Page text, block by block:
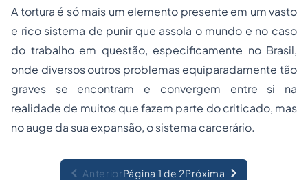
A tortura é só mais um elemento presente em um vasto
e rico sistema de punir que assola o mundo e no caso
do trabalho em questão, especificamente no Brasil,
onde diversos outros problemas equiparadamente tão
graves se encontram e convergem entre si na
realidade de muitos que fazem parte do criticado, mas
no auge da sua expansão, o sistema carcerário.
AnteriorPágina 1 de 2Próxima